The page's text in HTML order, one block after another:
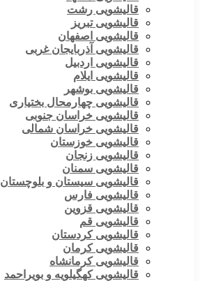
قالیشویی رشت
قالیشویی تبریز
قالیشویی اصفهان
قالیشویی آذربایجان غربی
قالیشویی اردبیل
قالیشویی ایلام
قالیشویی بوشهر
قالیشویی چهارمحال بختیاری
قالیشویی خراسان جنوبی
قالیشویی خراسان شمالی
قالیشویی خوزستان
قالیشویی زنجان
قالیشویی سمنان
قالیشویی سیستان و بلوچستان
قالیشویی فارس
قالیشویی قزوین
قالیشویی قم
قالیشویی کردستان
قالیشویی کرمان
قالیشویی کرمانشاه
قالیشویی کهگیلویه و بویراحمد